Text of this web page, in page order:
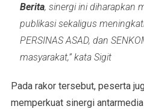
Berita, sinergi ini diharapkan
publikasi sekaligus
PERSINAS ASAD, dan
masyarakat,” kata Sigit
Pada rakor tersebut, peserta
memperkuat sinergi